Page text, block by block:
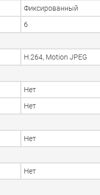
Фиксированный
6
H.264, Motion JPEG
Нет
Нет
Нет
Нет